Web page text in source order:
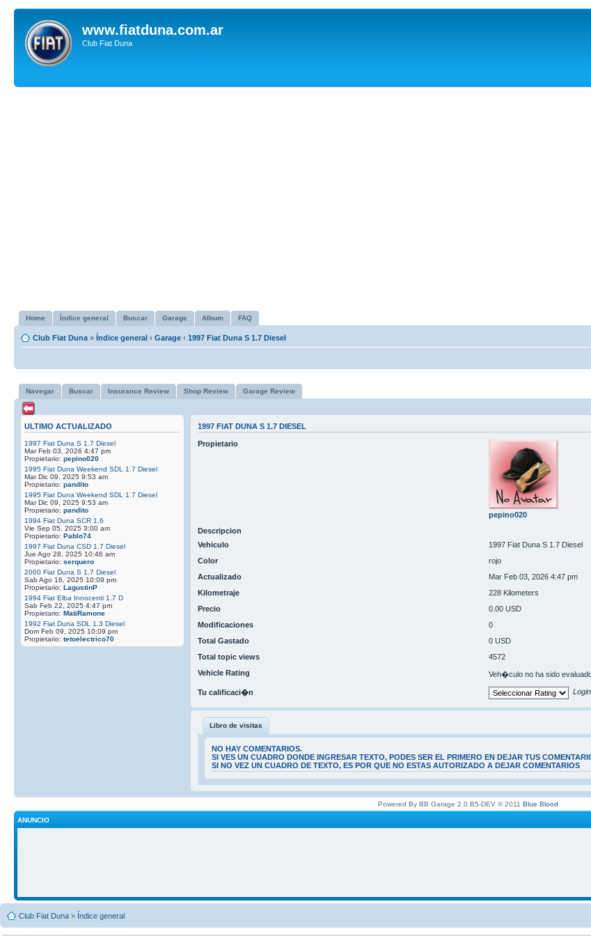
www.fiatduna.com.ar
Club Fiat Duna
Home Índice general Buscar Garage Album FAQ
Club Fiat Duna » Índice general ‹ Garage ‹ 1997 Fiat Duna S 1.7 Diesel
Navegar Buscar Insurance Review Shop Review Garage Review
ULTIMO ACTUALIZADO
1997 Fiat Duna S 1.7 Diesel
Mar Feb 03, 2026 4:47 pm
Propietario: pepino020
1995 Fiat Duna Weekend SDL 1.7 Diesel
Mar Dic 09, 2025 9:53 am
Propietario: pandito
1995 Fiat Duna Weekend SDL 1.7 Diesel
Mar Dic 09, 2025 9:53 am
Propietario: pandito
1994 Fiat Duna SCR 1.6
Vie Sep 05, 2025 3:00 am
Propietario: Pablo74
1997 Fiat Duna CSD 1.7 Diesel
Jue Ago 28, 2025 10:46 am
Propietario: serquero
2000 Fiat Duna S 1.7 Diesel
Sab Ago 16, 2025 10:09 pm
Propietario: LagustinP
1994 Fiat Elba Innocenti 1.7 D
Sab Feb 22, 2025 4:47 pm
Propietario: MatiRamone
1992 Fiat Duna SDL 1.3 Diesel
Dom Feb 09, 2025 10:09 pm
Propietario: tetoelectrico70
1997 FIAT DUNA S 1.7 DIESEL
Propietario
pepino020
Descripcion
Vehiculo
1997 Fiat Duna S 1.7 Diesel
Color
rojo
Actualizado
Mar Feb 03, 2026 4:47 pm
Kilometraje
228 Kilometers
Precio
0.00 USD
Modificaciones
0
Total Gastado
0 USD
Total topic views
4572
Vehicle Rating
Veh�culo no ha sido
Tu calificaci�n
Libro de visitas
NO HAY COMENTARIOS.
SI VES UN CUADRO DONDE INGRESAR TEXTO, PODES SER EL PRIMERO EN DEJAR TUS
SI NO VEZ UN CUADRO DE TEXTO, ES POR QUE NO ESTAS AUTORIZADO A DEJAR COMENTARIOS
Powered By BB Garage 2.0.B5-DEV © 2011 Blue Blood
ANUNCIO
Club Fiat Duna » Índice general